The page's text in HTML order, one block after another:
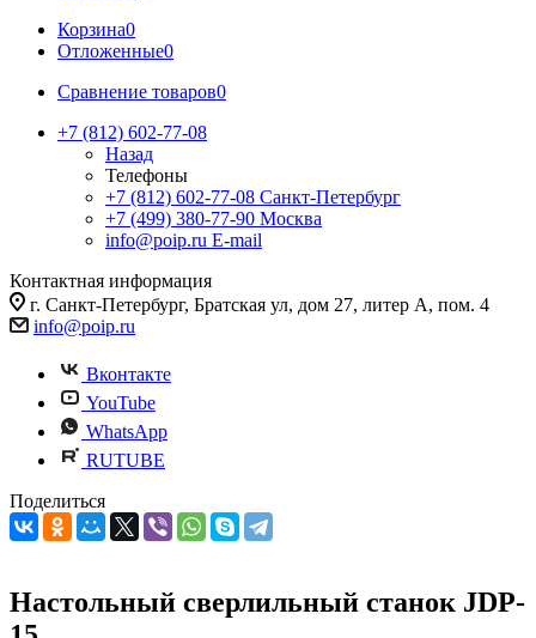
Корзина0
Отложенные0
Сравнение товаров0
+7 (812) 602-77-08
Назад
Телефоны
+7 (812) 602-77-08 Санкт-Петербург
+7 (499) 380-77-90 Москва
info@poip.ru E-mail
Контактная информация
г. Санкт-Петербург, Братская ул, дом 27, литер А, пом. 4
info@poip.ru
Вконтакте
YouTube
WhatsApp
RUTUBE
Поделиться
Настольный сверлильный станок JDP-